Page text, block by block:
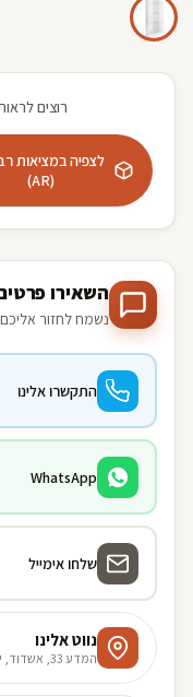
רוצים
לצפיה במציאות
(AR)
השאירו
נשמח לחזור
התקשרו אלינו
WhatsApp
שלחו אימייל
נווט אלינו
המדע 33, אשדוד, ישראל